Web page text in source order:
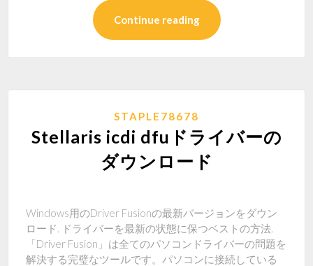
Continue reading
STAPLE78678
Stellaris icdi dfuドライバーの
ダウンロード
Windows用のDriver Fusionの最新バージョンをダウン
ロード. ドライバーを最新の状態に保つベストの方法.
「Driver Fusion」は全てのパソコンドライバーの問題を
解決する完璧なツールです。パソコンに接続している